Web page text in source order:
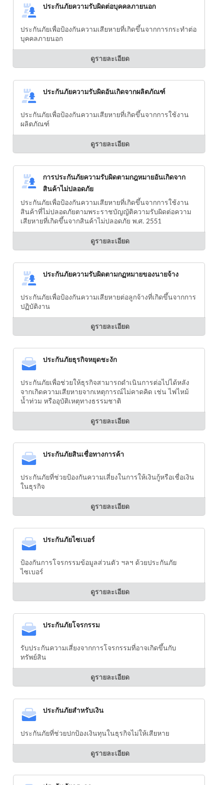
ประกันภัยความรับผิดต่อบุคคลภายนอก
ประกันภัยเพื่อป้องกันความเสียหายที่เกิดขึ้นจากการกระทำต่อ
บุคคลภายนอก
ดูรายละเอียด
ประกันภัยความรับผิดอันเกิดจากผลิตภัณฑ์
ประกันภัยเพื่อป้องกันความเสียหายที่เกิดขึ้นจากการใช้งาน
ผลิตภัณฑ์
ดูรายละเอียด
การประกันภัยความรับผิดตามกฎหมายอันเกิดจาก
สินค้าไม่ปลอดภัย
ประกันภัยเพื่อป้องกันความเสียหายที่เกิดขึ้นจากการใช้งาน
สินค้าที่ไม่ปลอดภัยตามพระราชบัญญัติความรับผิดต่อความ
เสียหายที่เกิดขึ้นจากสินค้าไม่ปลอดภัย พ.ศ. 2551
ดูรายละเอียด
ประกันภัยความรับผิดตามกฏหมายของนายจ้าง
ประกันภัยเพื่อป้องกันความเสียหายต่อลูกจ้างที่เกิดขึ้นจากการ
ปฏิบัติงาน
ดูรายละเอียด
ประกันภัยธุรกิจหยุดชะงัก
ประกันภัยเพื่อช่วยให้ธุรกิจสามารถดำเนินการต่อไปได้หลัง
จากเกิดความเสียหายจากเหตุการณ์ไม่คาดคิด เช่น ไฟไหม้
น้ำท่วม หรืออุบัติเหตุทางธรรมชาติ
ดูรายละเอียด
ประกันภัยสินเชื่อทางการค้า
ประกันภัยที่ช่วยป้องกันความเสี่ยงในการให้เงินกู้หรือเชื่อเงิน
ในธุรกิจ
ดูรายละเอียด
ประกันภัยไซเบอร์
ป้องกันการโจรกรรมข้อมูลส่วนตัว ฯลฯ ด้วยประกันภัย
ไซเบอร์
ดูรายละเอียด
ประกันภัยโจรกรรม
รับประกันความเสี่ยงจากการโจรกรรมที่อาจเกิดขึ้นกับ
ทรัพย์สิน
ดูรายละเอียด
ประกันภัยสำหรับเงิน
ประกันภัยที่ช่วยปกป้องเงินทุนในธุรกิจไม่ให้เสียหาย
ดูรายละเอียด